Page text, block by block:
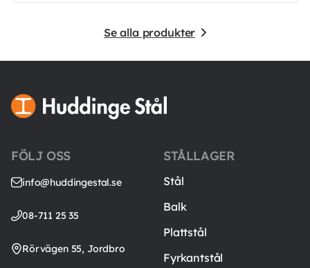
Se alla produkter
FÖLJ OSS
info@huddingestal.se
08-711 25 35
Rörvägen 55, Jordbro
STÅLLAGER
Stål
Balk
Plattstål
Fyrkantstål